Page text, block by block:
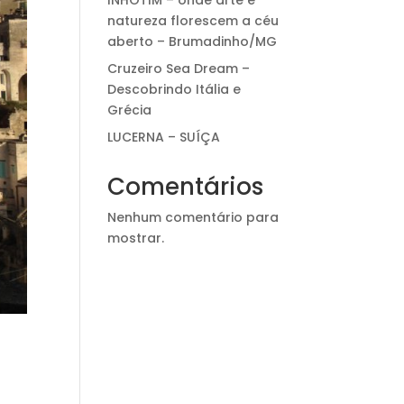
natureza florescem a céu
aberto – Brumadinho/MG
Cruzeiro Sea Dream –
Descobrindo Itália e
Grécia
LUCERNA – SUÍÇA
Comentários
Nenhum comentário para
mostrar.